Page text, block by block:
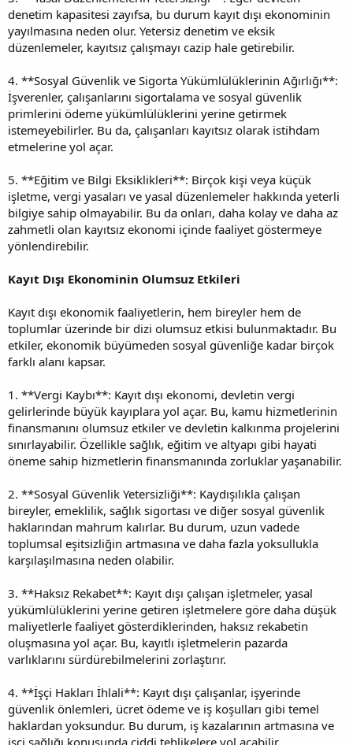
denetim kapasitesi zayıfsa, bu durum kayıt dışı ekonominin
yayılmasına neden olur. Yetersiz denetim ve eksik
düzenlemeler, kayıtsız çalışmayı cazip hale getirebilir.
4. **Sosyal Güvenlik ve Sigorta Yükümlülüklerinin Ağırlığı**:
İşverenler, çalışanlarını sigortalama ve sosyal güvenlik
primlerini ödeme yükümlülüklerini yerine getirmek
istemeyebilirler. Bu da, çalışanları kayıtsız olarak istihdam
etmelerine yol açar.
5. **Eğitim ve Bilgi Eksiklikleri**: Birçok kişi veya küçük
işletme, vergi yasaları ve yasal düzenlemeler hakkında yeterli
bilgiye sahip olmayabilir. Bu da onları, daha kolay ve daha az
zahmetli olan kayıtsız ekonomi içinde faaliyet göstermeye
yönlendirebilir.
Kayıt Dışı Ekonominin Olumsuz Etkileri
Kayıt dışı ekonomik faaliyetlerin, hem bireyler hem de
toplumlar üzerinde bir dizi olumsuz etkisi bulunmaktadır. Bu
etkiler, ekonomik büyümeden sosyal güvenliğe kadar birçok
farklı alanı kapsar.
1. **Vergi Kaybı**: Kayıt dışı ekonomi, devletin vergi
gelirlerinde büyük kayıplara yol açar. Bu, kamu hizmetlerinin
finansmanını olumsuz etkiler ve devletin kalkınma projelerini
sınırlayabilir. Özellikle sağlık, eğitim ve altyapı gibi hayati
öneme sahip hizmetlerin finansmanında zorluklar yaşanabilir.
2. **Sosyal Güvenlik Yetersizliği**: Kaydışılıkla çalışan
bireyler, emeklilik, sağlık sigortası ve diğer sosyal güvenlik
haklarından mahrum kalırlar. Bu durum, uzun vadede
toplumsal eşitsizliğin artmasına ve daha fazla yoksullukla
karşılaşılmasına neden olabilir.
3. **Haksız Rekabet**: Kayıt dışı çalışan işletmeler, yasal
yükümlülüklerini yerine getiren işletmelere göre daha düşük
maliyetlerle faaliyet gösterdiklerinden, haksız rekabetin
oluşmasına yol açar. Bu, kayıtlı işletmelerin pazarda
varlıklarını sürdürebilmelerini zorlaştırır.
4. **İşçi Hakları İhlali**: Kayıt dışı çalışanlar, işyerinde
güvenlik önlemleri, ücret ödeme ve iş koşulları gibi temel
haklardan yoksundur. Bu durum, iş kazalarının artmasına ve
işçi sağlığı konusunda ciddi tehlikelere yol açabilir.